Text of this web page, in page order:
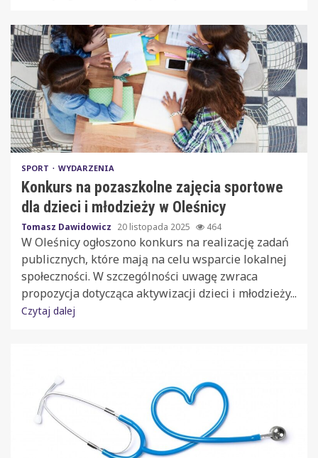
SPORT WYDARZENIA
Konkurs na pozaszkolne zajęcia sportowe
dla dzieci i młodzieży w Oleśnicy
Tomasz Dawidowicz 20 listopada 2025 464
W Oleśnicy ogłoszono konkurs na realizację zadań
publicznych, które mają na celu wsparcie lokalnej
społeczności. W szczególności uwagę zwraca
propozycja dotycząca aktywizacji dzieci i młodzieży...
Czytaj dalej